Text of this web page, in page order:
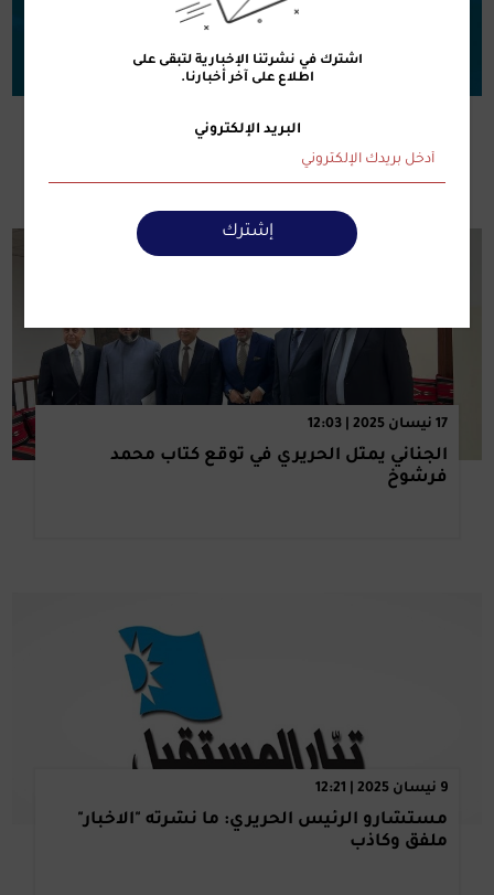
17 نيسان 2025 | 12:03
الجناني يمثل الحريري في توقع كتاب محمد
فرشوخ
9 نيسان 2025 | 12:21
مستشارو الرئيس الحريري: ما نشرته "الاخبار"
ملفق وكاذب
اشترك في نشرتنا الإخبارية لتبقى على
اطلاع على آخر أخبارنا.
البريد الإلكتروني
إشترك